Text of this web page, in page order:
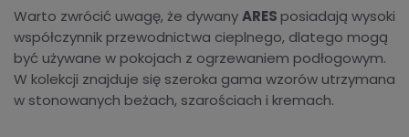
Warto zwrócić uwagę, że dywanyARES posiadają wysoki
współczynnik przewodnictwa cieplnego, dlatego mogą
być używane w pokojach z ogrzewaniem podłogowym.
W kolekcji znajduje się szeroka gama wzorów utrzymana
w stonowanych beżach, szarościach i kremach.